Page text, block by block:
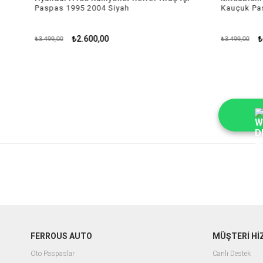
Paspas 1995 2004 Siyah
₺2.600,00
₺3.499,00
Kauçuk
₺3.499,00
FERROUS AUTO
Oto Paspaslar
MÜŞTERİ
Canlı Destek